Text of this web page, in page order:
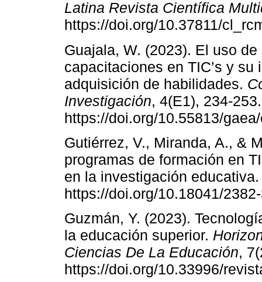
Latina Revista Científica
https://doi.org/10.37811/
Guajala, W. (2023). El uso
capacitaciones en TIC’s y
adquisición de habilidades.
Investigación, 4(E1), 234-253.
https://doi.org/10.55813/
Gutiérrez, V., Miranda, A., &
programas de formación en
en la investigación
https://doi.org/10.18041/
Guzmán, Y. (2023).
la educación superior.
Ciencias De La Educación,
https://doi.org/10.33996/